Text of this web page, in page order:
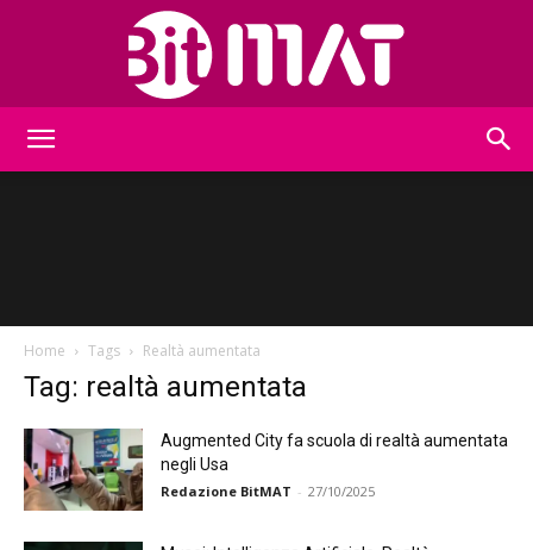
Home Tags Realtà aumentata
Tag: realtà aumentata
Augmented City fa scuola di realtà aumentata
negli Usa
Redazione BitMAT - 27/10/2025